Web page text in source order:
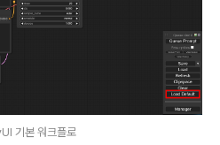
기본 워크플로